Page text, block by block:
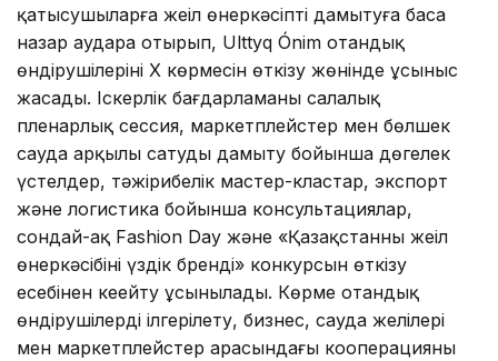
қатысушыларға жеңіл өнеркәсіпті дамытуға баса
назар аудара отырып, Ulttyq Ónim отандық
өндірушілерінің X көрмесін өткізу жөнінде ұсыныс
жасады. Іскерлік бағдарламаны салалық
пленарлық сессия, маркетплейстер мен бөлшек
сауда арқылы сатуды дамыту бойынша дөңгелек
үстелдер, тәжірибелік мастер-кластар, экспорт
және логистика бойынша консультациялар,
сондай-ақ Fashion Day және «Қазақстанның жеңіл
өнеркәсібінің үздік бренді» конкурсын өткізу
есебінен кеңейту ұсынылады. Көрме отандық
өндірушілерді ілгерілету, бизнес, сауда желілері
мен маркетплейстер арасындағы кооперацияны